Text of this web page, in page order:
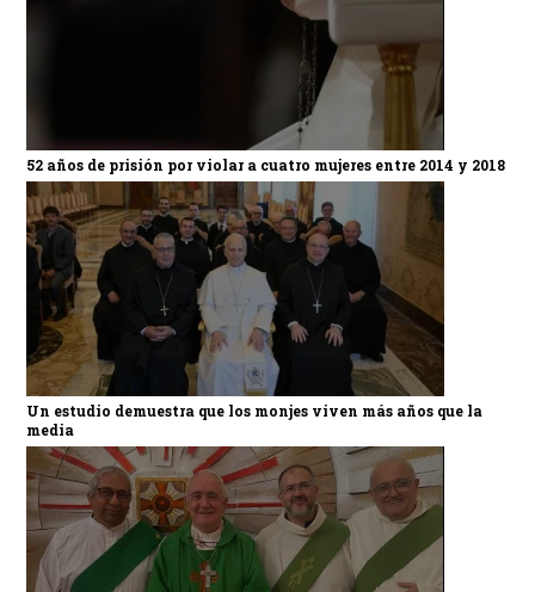
52 años de prisión por violar a cuatro mujeres entre 2014 y 2018
Un estudio demuestra que los monjes viven más años que la
media